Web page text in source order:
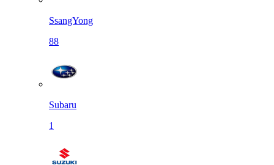
SsangYong
88
Subaru
1